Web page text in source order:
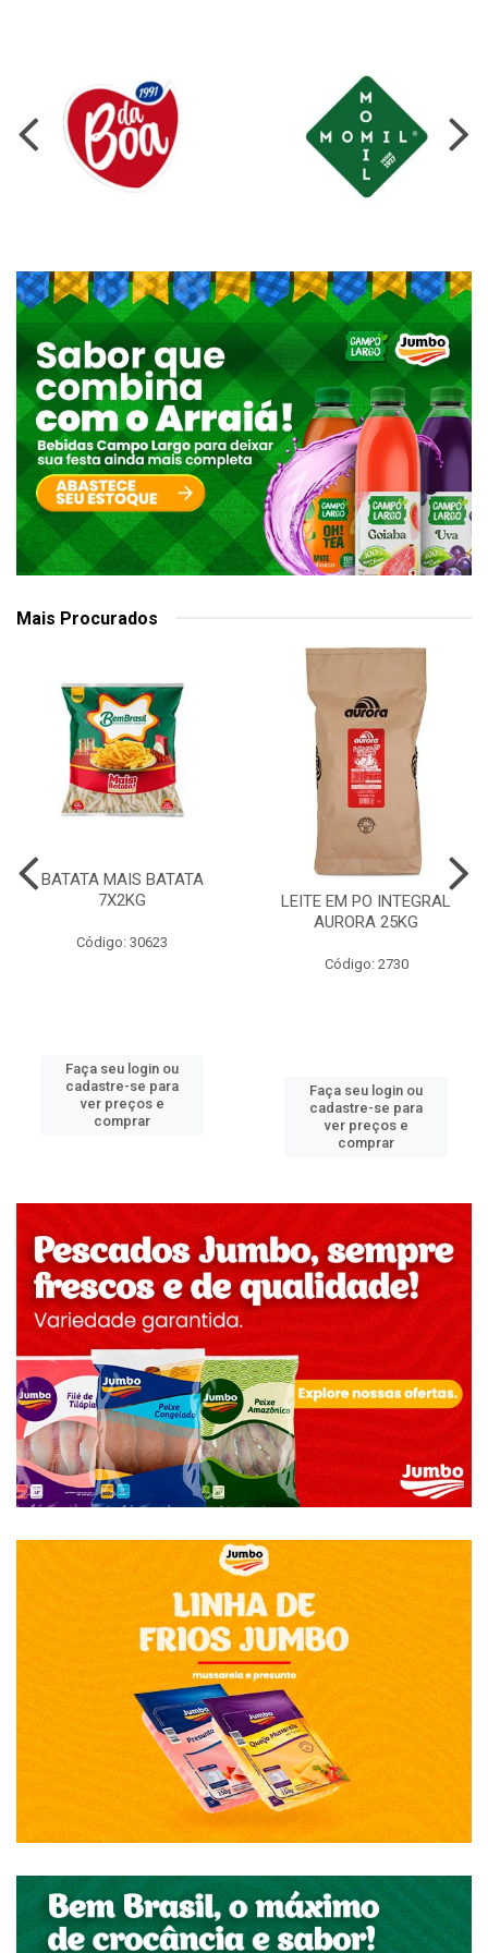
Mais Procurados
BATATA MAIS BATATA
7X2KG
Código: 30623
Faça seu login ou
cadastre-se para
ver preços e
comprar
LEITE EM PO INTEGRAL
AURORA 25KG
Código: 2730
Faça seu login ou
cadastre-se para
ver preços e
comprar